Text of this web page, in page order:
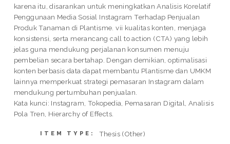
karena itu, disarankan untuk meningkatkan Analisis Korelatif
Penggunaan Media Sosial Instagram Terhadap Penjualan
Produk Tanaman di Plantisme. vii kualitas konten, menjaga
konsistensi, serta merancang call to action (CTA) yang lebih
jelas guna mendukung perjalanan konsumen menuju
pembelian secara bertahap. Dengan demikian, optimalisasi
konten berbasis data dapat membantu Plantisme dan UMKM
lainnya memperkuat strategi pemasaran Instagram dalam
mendukung pertumbuhan penjualan.
Kata kunci: Instagram, Tokopedia, Pemasaran Digital, Analisis
Pola Tren, Hierarchy of Effects.
ITEM TYPE: Thesis (Other)